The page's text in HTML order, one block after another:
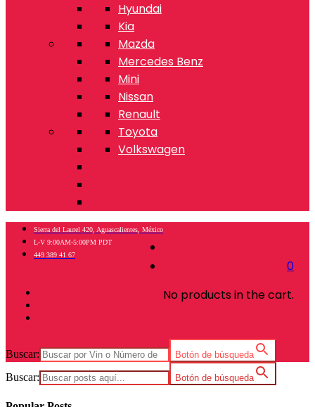
Hyundai
Kia
Mazda
Mercedes Benz
Mini
Nissan
Renault
Toyota
Volkswagen
0
No products in the cart.
Sierra del Laurel 420, Aguascalientes, México
L-V 9:00AM-5:00PM PDT
449 389 41 67
Buscar: Botón de búsqueda
Buscar: Botón de búsqueda